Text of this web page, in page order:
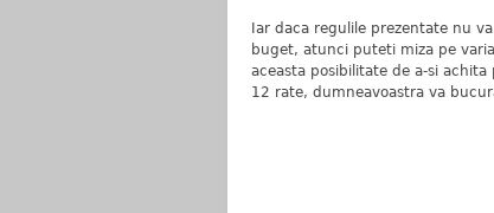
Iar daca regulile prezentate nu
buget, atunci puteti miza pe
aceasta posibilitate de a-si
12 rate, dumneavoastra va